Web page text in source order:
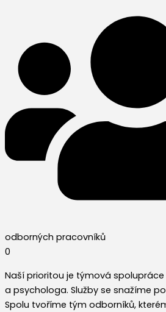
odborných pracovníků
0
Naší prioritou je týmová
a psychologa. Služby se snažíme
Spolu tvoříme tým odborníků,